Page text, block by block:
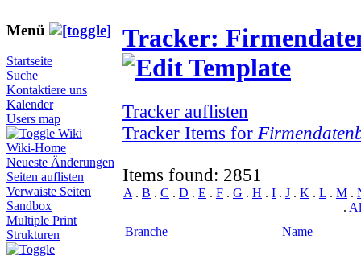
Menü
Startseite
Suche
Kontaktiere uns
Kalender
Users map
Wiki
Wiki-Home
Neueste Änderungen
Seiten auflisten
Verwaiste Seiten
Sandbox
Multiple Print
Strukturen
Tracker:
Tracker auflisten
Tracker Items for
Items found: 2851
A . B . C . D . E . F . G . H . I . J . K . L . M .
.
Branche
Name